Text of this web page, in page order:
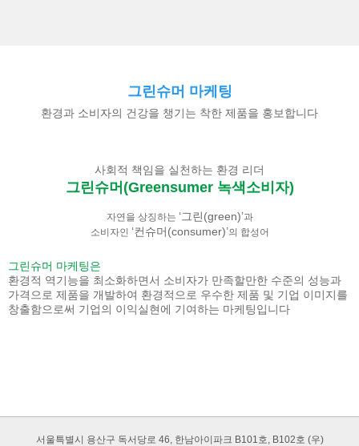
그린슈머 마케팅
환경과 소비자의 건강을 챙기는 착한 제품을 홍보합니다
사회적 책임을 실천하는 환경 리더
그린슈머(Greensumer 녹색소비자)
자연을 상징하는 ‘그린(green)’과
소비자인 ‘컨슈머(consumer)’의 합성어
그린슈머 마케팅은
환경적 역기능을 최소화하면서 소비자가 만족할만한 수준의 성능과
가격으로 제품을 개발하여 환경적으로 우수한 제품 및 기업 이미지를
창출함으로써 기업의 이익실현에 기여하는 마케팅입니다
서울특별시 용산구 독서당로 46, 한남아이파크 B101호, B102호 (우)